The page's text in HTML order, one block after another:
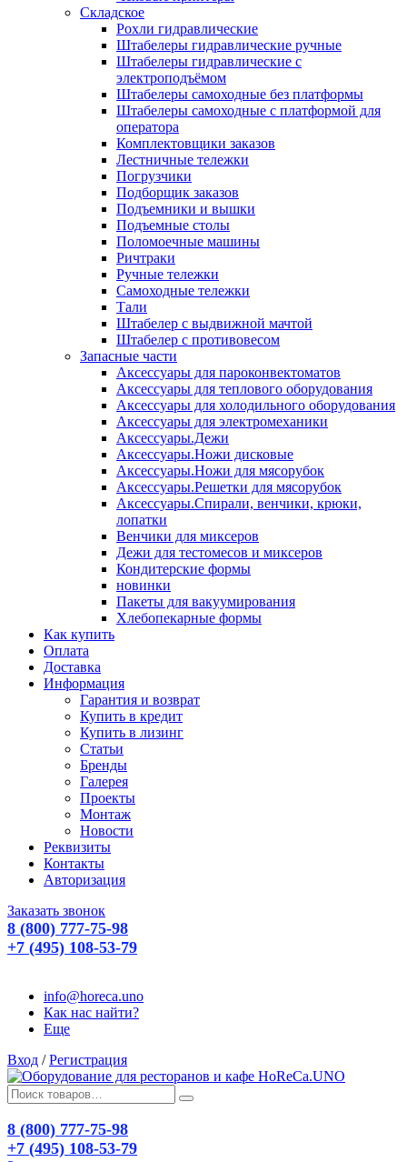
Складское
Рохли гидравлические
Штабелеры гидравлические ручные
Штабелеры гидравлические с
электроподъёмом
Штабелеры самоходные без платформы
Штабелеры самоходные с платформой для
оператора
Комплектовщики заказов
Лестничные тележки
Погрузчики
Подборщик заказов
Подъемники и вышки
Подъемные столы
Поломоечные машины
Ричтраки
Ручные тележки
Самоходные тележки
Тали
Штабелер с выдвижной мачтой
Штабелер с противовесом
Запасные части
Аксессуары для пароконвектоматов
Аксессуары для теплового оборудования
Аксессуары для холодильного оборудования
Аксессуары для электромеханики
Аксессуары.Дежи
Аксессуары.Ножи дисковые
Аксессуары.Ножи для мясорубок
Аксессуары.Решетки для мясорубок
Аксессуары.Спирали, венчики, крюки,
лопатки
Венчики для миксеров
Дежи для тестомесов и миксеров
Кондитерские формы
новинки
Пакеты для вакуумирования
Хлебопекарные формы
Как купить
Оплата
Доставка
Информация
Гарантия и возврат
Купить в кредит
Купить в лизинг
Статьи
Бренды
Галерея
Проекты
Монтаж
Новости
Реквизиты
Контакты
Авторизация
Заказать звонок
8 (800) 777-75-98
+7 (495) 108-53-79
info@horeca.uno
Как нас найти?
Еще
Вход / Регистрация
8 (800) 777-75-98
+7 (495) 108-53-79